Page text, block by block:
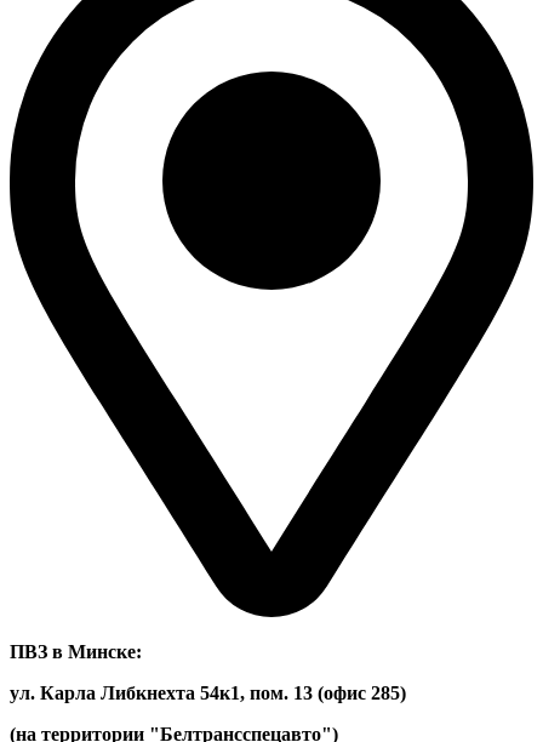
ПВЗ в Минске:
ул. Карла Либкнехта 54к1, пом. 13 (офис 285)
(на территории "Белтрансспецавто")